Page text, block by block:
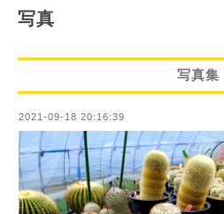
写真
写真集
2021-09-18 20:16:39